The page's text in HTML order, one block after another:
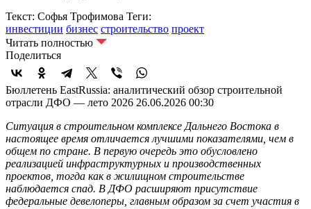
Текст: Софья Трофимова Теги:
инвестиции бизнес строительство проект
Читать полностью
Поделиться
Бюллетень EastRussia: аналитический обзор строительной
отрасли ДФО — лето 2026 26.06.2026 00:30
Ситуация в строительном комплексе Дальнего Востока в
настоящее время отличается лучшими показателями, чем в
общем по стране. В первую очередь это обусловлено
реализацией инфраструктурных и производственных
проектов, тогда как в жилищном строительстве
наблюдается спад. В ДФО расширяют присутствие
федеральные девелоперы, главным образом за счет участия в